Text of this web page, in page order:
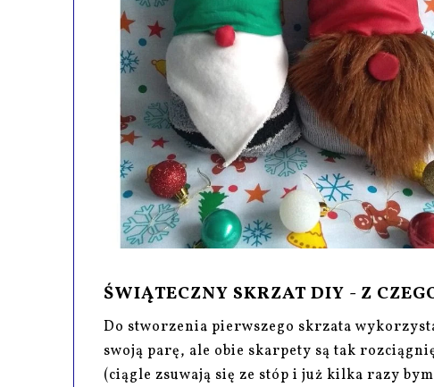
ŚWIĄTECZNY SKRZAT DIY - Z
Do stworzenia pierwszego skrzata
swoją parę, ale obie skarpety są tak
(ciągle zsuwają się ze stóp i już kilka razy